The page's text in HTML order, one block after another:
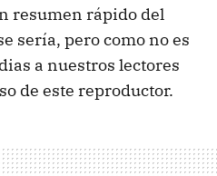
resumen rápido del
sería, pero como no es
a nuestros lectores
de este reproductor.